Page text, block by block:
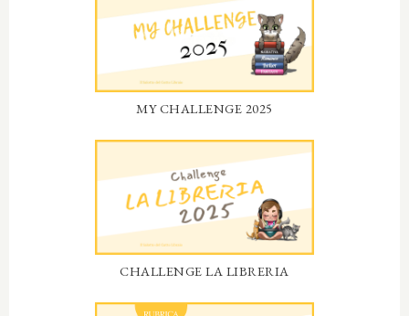
MY CHALLENGE 2025
CHALLENGE LA LIBRERIA